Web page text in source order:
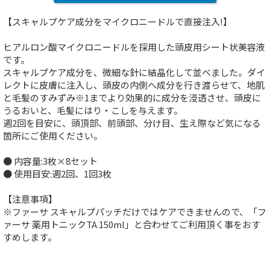
【スキャルプケア成分をマイクロニードルで直接注入!】
ヒアルロン酸マイクロニードルを採用した頭皮用シート状美容液
です。
スキャルプケア成分を、微細な針に結晶化して並べました。ダイ
レクトに皮膚に注入し、頭皮の内側へ成分を行き渡らせて、地肌
と毛髪のすみずみ※1までより効果的に成分を浸透させ、頭皮に
うるおいと、毛髪にはり・こしを与えます。
週2回を目安に、頭頂部、前頭部、分け目、生え際など気になる
箇所にご使用ください。
● 内容量:3枚×8セット
● 使用目安:週2回、1回3枚
【注意事項】
※ファーサ スキャルプパッチだけではケアできませんので、「フ
ァーサ 薬用トニックTA 150ml」と合わせてご利用頂く事をおす
すめします。